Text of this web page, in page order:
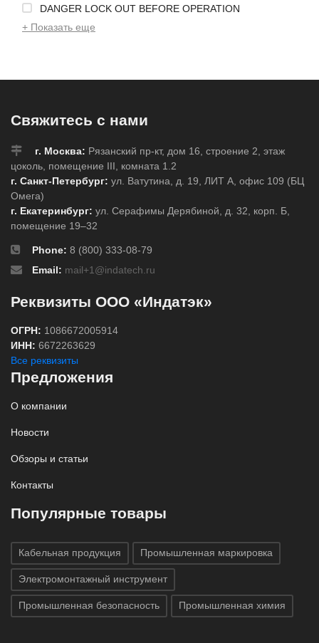
DANGER LOCK OUT BEFORE OPERATION
+ Показать еще
Свяжитесь с нами
г. Москва: Рязанский пр-кт, дом 16, строение 2, этаж
цоколь, помещение III, комната 1.2
г. Санкт-Петербург: ул. Ватутина, д. 19, ЛИТ А, офис 109 (БЦ
Омега)
г. Екатеринбург: ул. Серафимы Дерябиной, д. 32, корп. Б,
помещение 19–32
Phone: 8 (800) 333-08-79
Email: mail+1@indatech.ru
Реквизиты ООО «Индатэк»
ОГРН: 1086672005914
ИНН: 6672263629
Все реквизиты
Предложения
О компании
Новости
Обзоры и статьи
Контакты
Популярные товары
Кабельная продукция Промышленная маркировка
Электромонтажный инструмент
Промышленная безопасность Промышленная химия